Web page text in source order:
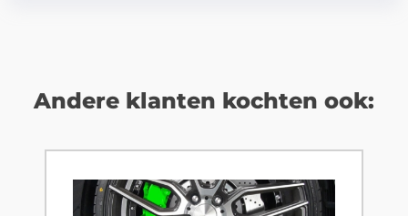
Andere klanten kochten ook: